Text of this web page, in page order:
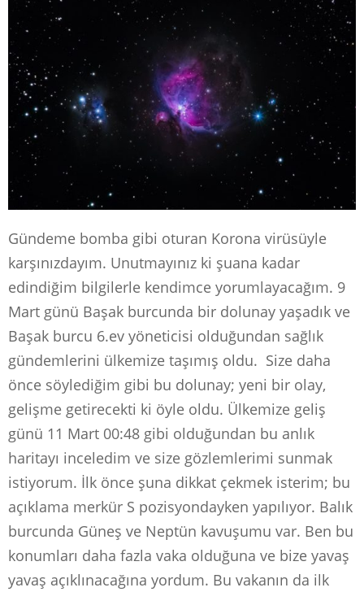
Gündeme bomba gibi oturan Korona virüsüyle
karşınızdayım. Unutmayınız ki şuana kadar
edindiğim bilgilerle kendimce yorumlayacağım. 9
Mart günü Başak burcunda bir dolunay yaşadık ve
Başak burcu 6.ev yöneticisi olduğundan sağlık
gündemlerini ülkemize taşımış oldu. Size daha
önce söylediğim gibi bu dolunay; yeni bir olay,
gelişme getirecekti ki öyle oldu. Ülkemize geliş
günü 11 Mart 00:48 gibi olduğundan bu anlık
haritayı inceledim ve size gözlemlerimi sunmak
istiyorum. İlk önce şuna dikkat çekmek isterim; bu
açıklama merkür S pozisyondayken yapılıyor. Balık
burcunda Güneş ve Neptün kavuşumu var. Ben bu
konumları daha fazla vaka olduğuna ve bize yavaş
yavaş açıklınacağına yordum. Bu vakanın da ilk